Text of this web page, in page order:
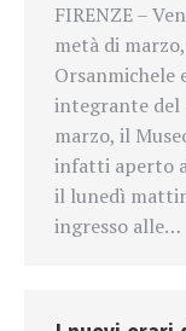
FIRENZE –
metà di
Orsanmichele
integrante del
marzo, il
infatti aperto
il lunedì
ingresso alle…